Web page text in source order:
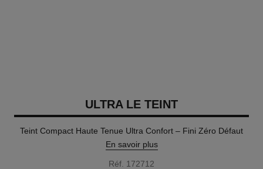
ULTRA LE TEINT
Teint Compact Haute Tenue Ultra Confort – Fini Zéro Défaut
En savoir plus
Réf. 172712